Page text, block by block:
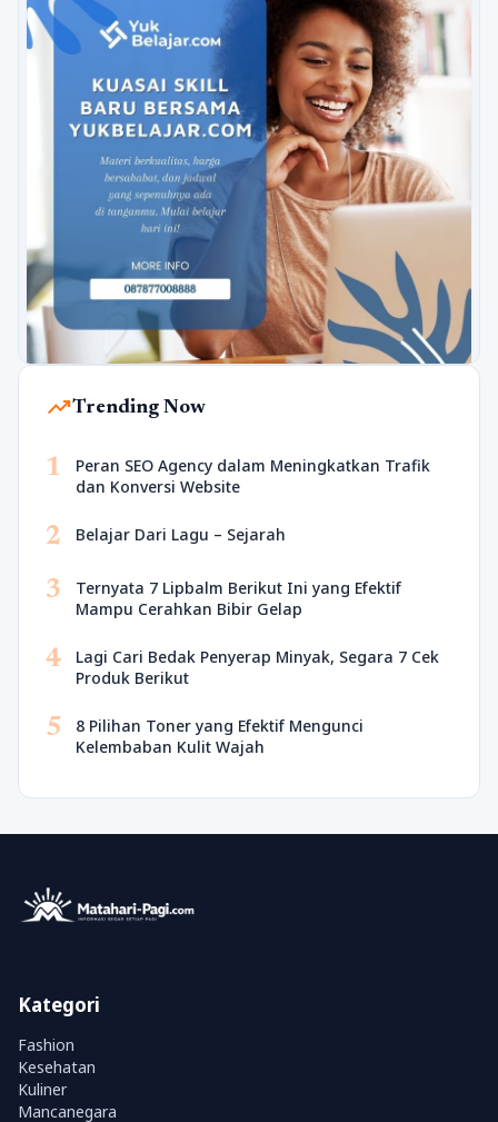
trending_upTrending Now
1
Peran SEO Agency dalam Meningkatkan Trafik
dan Konversi Website
2 Belajar Dari Lagu – Sejarah
3
Ternyata 7 Lipbalm Berikut Ini yang Efektif
Mampu Cerahkan Bibir Gelap
4
Lagi Cari Bedak Penyerap Minyak, Segara 7 Cek
Produk Berikut
5
8 Pilihan Toner yang Efektif Mengunci
Kelembaban Kulit Wajah
Kategori
Fashion
Kesehatan
Kuliner
Mancanegara